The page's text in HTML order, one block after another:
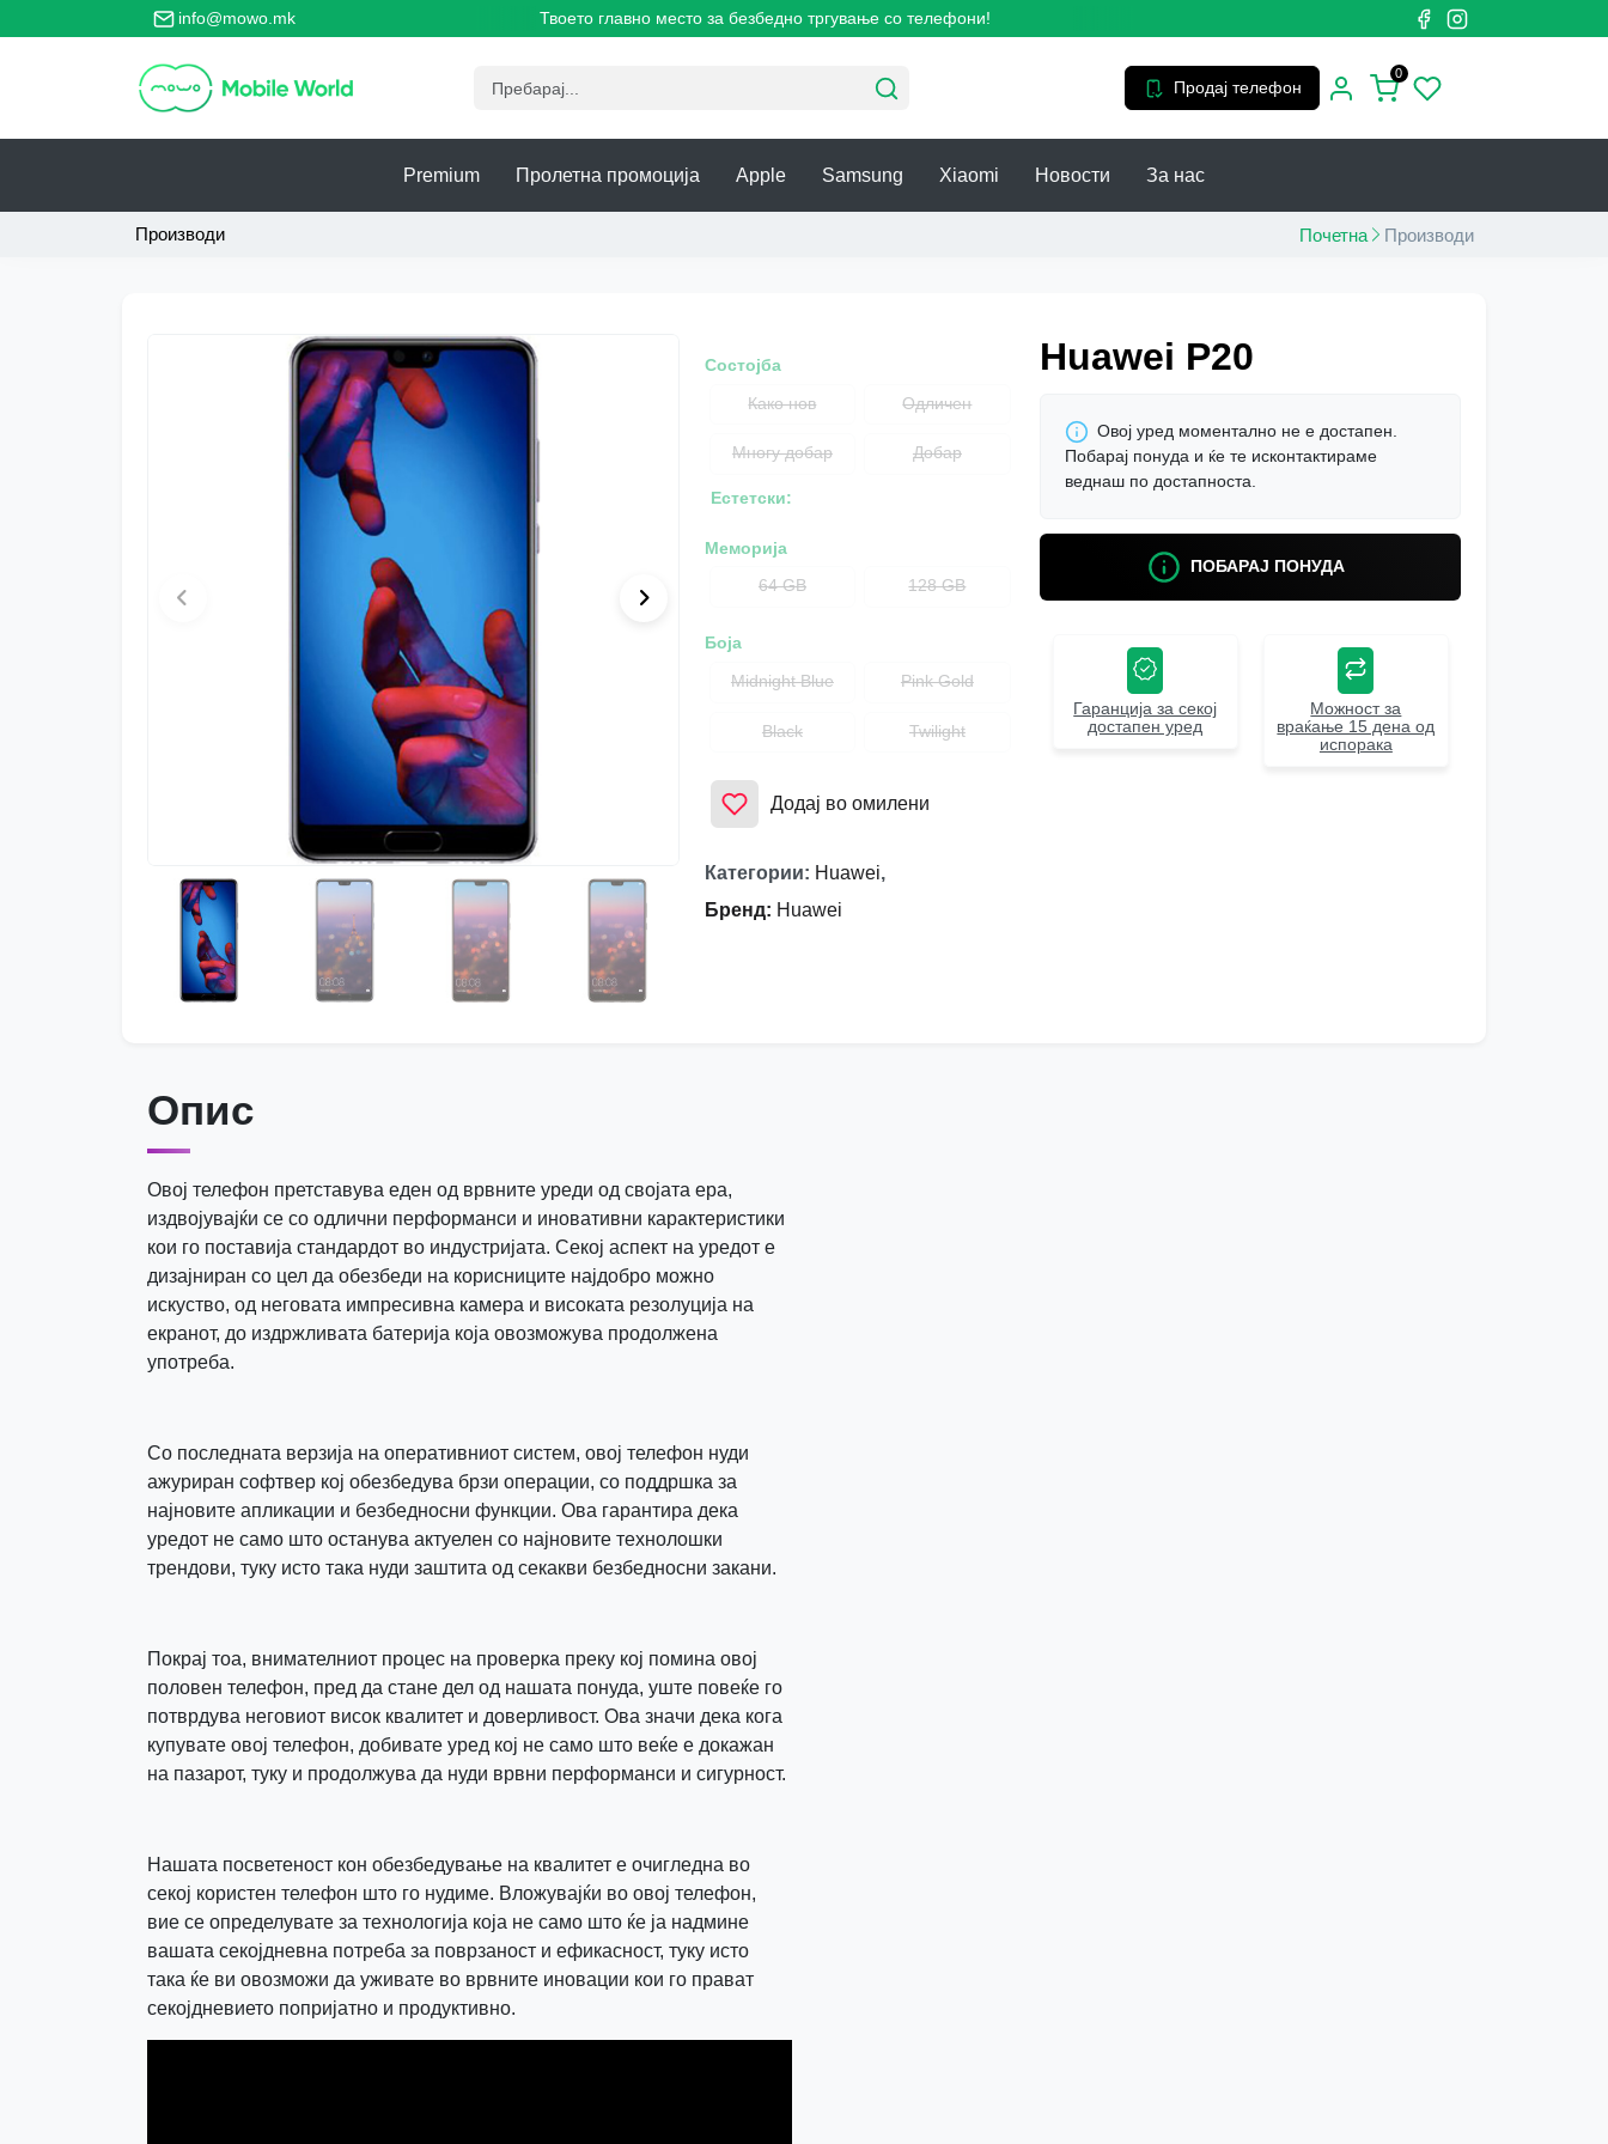
info@mowo.mk
за безбедно тргување со телефони! Твоето главно место за безбедно тргување со телефони!
Продај телефон
0
Premium Пролетна промоција Apple Samsung Xiaomi Новости За нас
Производи Почетна Производи
Состојба
Како нов
Одличен
Многу добар Добар
Естетски:
Меморија
64 GB
128 GB
Боја
Midnight Blue
Pink Gold
Black Twilight
Додај во омилени
Категории: Huawei,
Бренд: Huawei
Huawei P20
Овој уред моментално не е достапен.
Побарај понуда и ќе те исконтактираме
веднаш по достапноста.
ПОБАРАЈ ПОНУДА
Гаранција за секој
достапен уред
Можност за
враќање 15 дена од
испорака
Опис
Овој телефон претставува еден од врвните уреди од својата ера,
издвојувајќи се со одлични перформанси и иновативни карактеристики
кои го поставија стандардот во индустријата. Секој аспект на уредот е
дизајниран со цел да обезбеди на корисниците најдобро можно
искуство, од неговата импресивна камера и високата резолуција на
екранот, до издржливата батерија која овозможува продолжена
употреба.
Со последната верзија на оперативниот систем, овој телефон нуди
ажуриран софтвер кој обезбедува брзи операции, со поддршка за
најновите апликации и безбедносни функции. Ова гарантира дека
уредот не само што останува актуелен со најновите технолошки
трендови, туку исто така нуди заштита од секакви безбедносни закани.
Покрај тоа, внимателниот процес на проверка преку кој помина овој
половен телефон, пред да стане дел од нашата понуда, уште повеќе го
потврдува неговиот висок квалитет и доверливост. Ова значи дека кога
купувате овој телефон, добивате уред кој не само што веќе е докажан
на пазарот, туку и продолжува да нуди врвни перформанси и сигурност.
Нашата посветеност кон обезбедување на квалитет е очигледна во
секој користен телефон што го нудиме. Вложувајќи во овој телефон,
вие се определувате за технологија која не само што ќе ја надмине
вашата секојдневна потреба за поврзаност и ефикасност, туку исто
така ќе ви овозможи да уживате во врвните иновации кои го прават
секојдневието попријатно и продуктивно.